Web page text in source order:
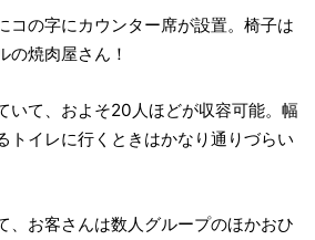
コの字にカウンター席が設置。椅子は
の焼肉屋さん！
いて、およそ20人ほどが収容可能。幅
トイレに行くときはかなり通りづらい
、お客さんは数人グループのほかおひ